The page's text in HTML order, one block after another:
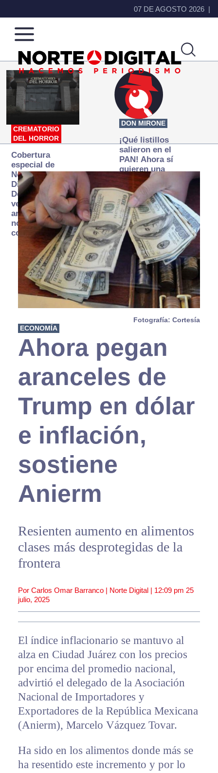
07 DE AGOSTO 2026
Norte
de
Ciudad
Más
que
noticias,
hacemos periodismo
CREMATORIO
DEL HORROR
Cobertura
especial de
Norte
Digital:
Donde la
verdad
arde… pero
no se
consume
DON MIRONE
¡Qué listillos
salieron en el
PAN! Ahora sí
quieren una
Fiscalía
autónoma… y
transexenal
Fotografía: Cortesía
ECONOMÍA
Ahora pegan
aranceles de
Trump en dólar
e inflación,
sostiene
Anierm
Resienten aumento en alimentos
clases más desprotegidas de la
frontera
Por Carlos Omar Barranco | Norte Digital | 12:09 pm 25
julio, 2025
El índice inflacionario se mantuvo al
alza en Ciudad Juárez con los precios
por encima del promedio nacional,
advirtió el delegado de la Asociación
Nacional de Importadores y
Exportadores de la República Mexicana
(Anierm), Marcelo Vázquez Tovar.
Ha sido en los alimentos donde más se
ha resentido este incremento y por lo